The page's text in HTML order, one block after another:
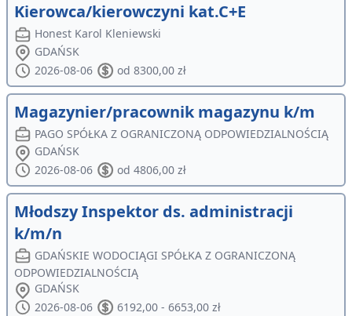
Kierowca/kierowczyni kat.C+E
Honest Karol Kleniewski
GDAŃSK
2026-08-06
od 8300,00 zł
Magazynier/pracownik magazynu k/m
PAGO SPÓŁKA Z OGRANICZONĄ ODPOWIEDZIALNOŚCIĄ
GDAŃSK
2026-08-06
od 4806,00 zł
Młodszy Inspektor ds. administracji
k/m/n
GDAŃSKIE WODOCIĄGI SPÓŁKA Z OGRANICZONĄ
ODPOWIEDZIALNOŚCIĄ
GDAŃSK
2026-08-06
6192,00 - 6653,00 zł